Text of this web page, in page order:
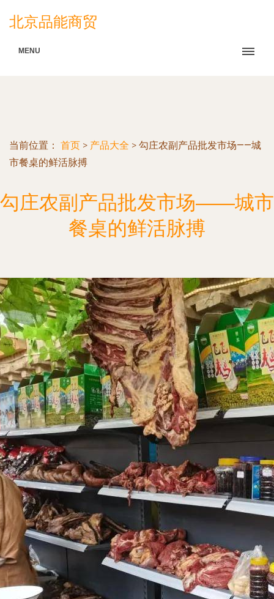
北京品能商贸
MENU
当前位置： 首页 > 产品大全 > 勾庄农副产品批发市场——城
市餐桌的鲜活脉搏
勾庄农副产品批发市场——城市
餐桌的鲜活脉搏